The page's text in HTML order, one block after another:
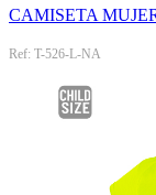
CAMISETA
Ref: T-526-L-NA